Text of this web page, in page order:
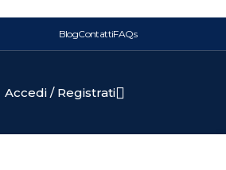
BlogContattiFAQs
Accedi / Registrati